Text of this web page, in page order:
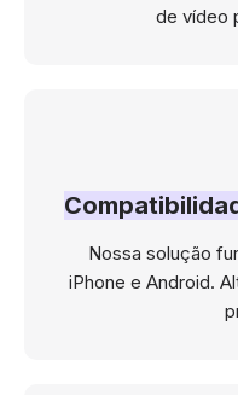
de vídeo
Nossa solução
iPhone e Android.